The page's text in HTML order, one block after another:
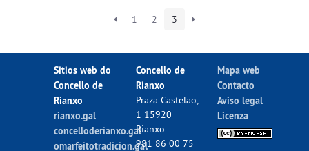
1 2 3
Sitios web do
Concello de
Rianxo
rianxo.gal
concelloderianxo.gal
omarfeitotradicion.gal
Concello de
Rianxo
Praza Castelao,
1 15920
Rianxo
981 86 00 75
Mapa web
Contacto
Aviso legal
Licenza